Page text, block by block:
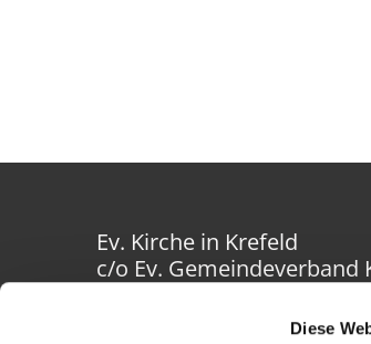
Diese
Ev. Kirche in Krefeld
c/o Ev. Gemeindeverband